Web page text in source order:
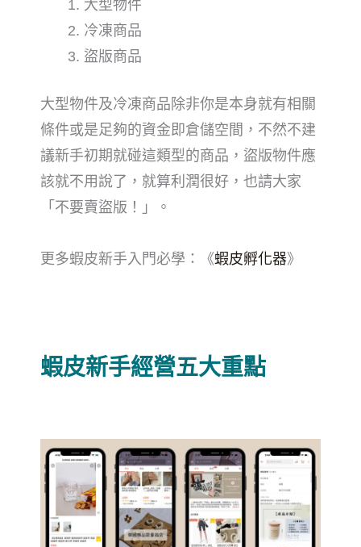
大型物件
冷凍商品
盜版商品
大型物件及冷凍商品除非你是本身就有相關
條件或是足夠的資金即倉儲空間，不然不建
議新手初期就碰這類型的商品，盜版物件應
該就不用說了，就算利潤很好，也請大家
「不要賣盜版！」。
更多蝦皮新手入門必學：《蝦皮孵化器》
蝦皮新手經營五大重點